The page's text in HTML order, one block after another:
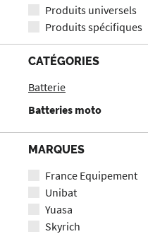
Produits universels
Produits spécifiques
CATÉGORIES
Batterie
Batteries moto
MARQUES
France Equipement
Unibat
Yuasa
Skyrich